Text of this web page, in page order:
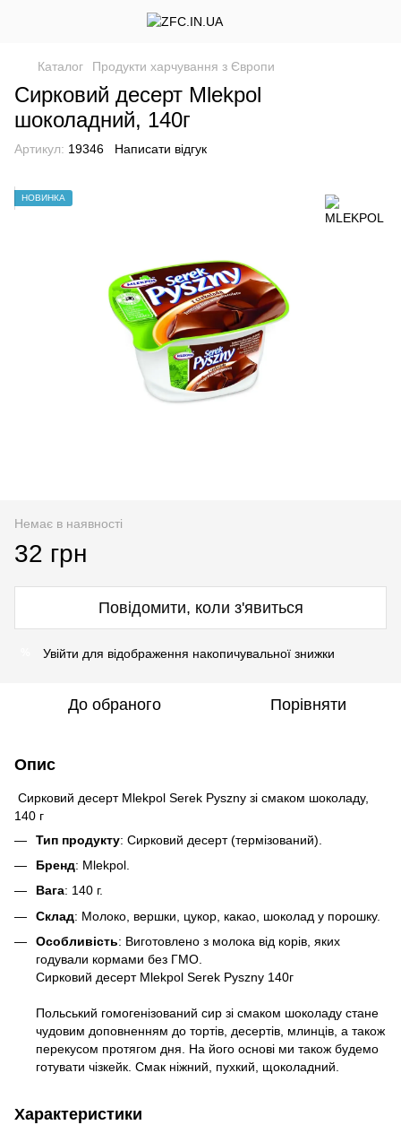
Каталог Продукти харчування з Європи
Сирковий десерт Mlekpol
шоколадний, 140г
Артикул: 19346 Написати відгук
НОВИНКА
Немає в наявності
32 грн
Повідомити, коли з'явиться
Увійти для відображення накопичувальної знижки
До обраного Порівняти
Опис
Сирковий десерт Mlekpol Serek Pyszny зі смаком шоколаду,
140 г
Тип продукту: Сирковий десерт (термізований).
Бренд: Mlekpol.
Вага: 140 г.
Склад: Молоко, вершки, цукор, какао, шоколад у порошку.
Особливість: Виготовлено з молока від корів, яких
годували кормами без ГМО.
Сирковий десерт Mlekpol Serek Pyszny 140г
Польський гомогенізований сир зі смаком шоколаду стане
чудовим доповненням до тортів, десертів, млинців, а також
перекусом протягом дня. На його основі ми також будемо
готувати чізкейк. Смак ніжний, пухкий, щоколадний.
Характеристики